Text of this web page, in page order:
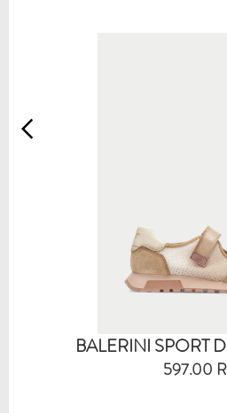
BALERINI SPORT
597.00